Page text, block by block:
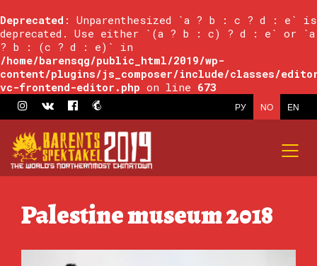
Deprecated : Unparenthesized `a ? b : c ? d : e` is
deprecated. Use either `(a ? b : c) ? d : e` or `a
? b : (c ? d : e)` in
/home/barensqg/public_html/2019/wp-
content/plugins/js_composer/include/classes/
vc-frontend-editor.php on line 673
EN
NO
РУ
Palestine museum 2018